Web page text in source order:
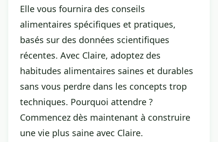
Elle vous fournira des conseils
alimentaires spécifiques et pratiques,
basés sur des données scientifiques
récentes. Avec Claire, adoptez des
habitudes alimentaires saines et durables
sans vous perdre dans les concepts trop
techniques. Pourquoi attendre ?
Commencez dès maintenant à construire
une vie plus saine avec Claire.